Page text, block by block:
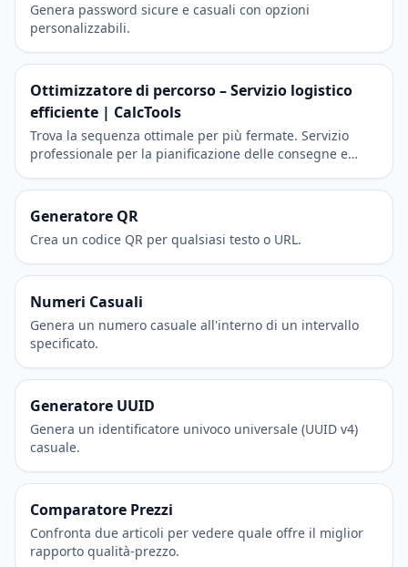
Genera password sicure e casuali con opzioni
personalizzabili.
Ottimizzatore di percorso – Servizio logistico
efficiente | CalcTools
Trova la sequenza ottimale per più fermate. Servizio
professionale per la pianificazione delle consegne e
Generatore QR
Crea un codice QR per qualsiasi testo o URL.
Numeri Casuali
Genera un numero casuale all'interno di un intervallo
specificato.
Generatore UUID
Genera un identificatore univoco universale (UUID v4)
casuale.
Comparatore Prezzi
Confronta due articoli per vedere quale offre il miglior
rapporto qualità-prezzo.